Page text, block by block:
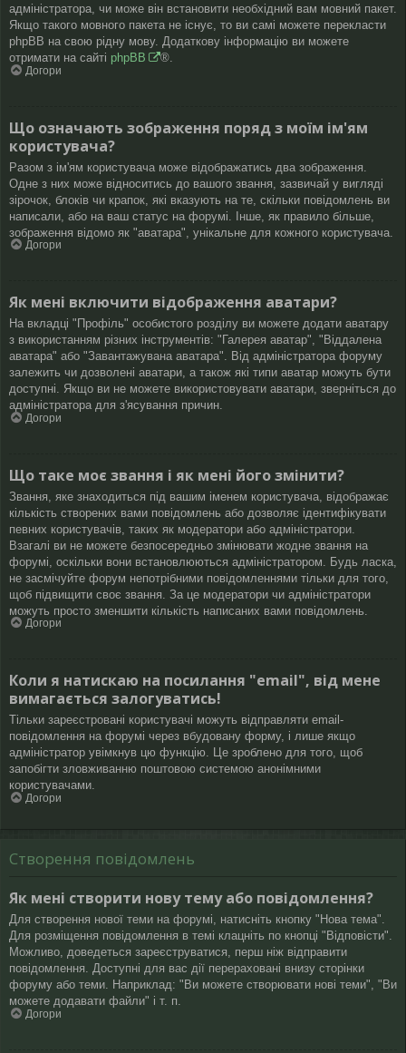
адміністратора, чи може він встановити необхідний вам мовний пакет.
Якщо такого мовного пакета не існує, то ви самі можете перекласти
phpBB на свою рідну мову. Додаткову інформацію ви можете
отримати на сайті phpBB ®.
Догори
Що означають зображення поряд з моїм ім'ям
користувача?
Разом з ім'ям користувача може відображатись два зображення.
Одне з них може відноситись до вашого звання, зазвичай у вигляді
зірочок, блоків чи крапок, які вказують на те, скільки повідомлень ви
написали, або на ваш статус на форумі. Інше, як правило більше,
зображення відомо як "аватара", унікальне для кожного користувача.
Догори
Як мені включити відображення аватари?
На вкладці "Профіль" особистого розділу ви можете додати аватару
з використанням різних інструментів: "Галерея аватар", "Віддалена
аватара" або "Завантажувана аватара". Від адміністратора форуму
залежить чи дозволені аватари, а також які типи аватар можуть бути
доступні. Якщо ви не можете використовувати аватари, зверніться до
адміністратора для з'ясування причин.
Догори
Що таке моє звання і як мені його змінити?
Звання, яке знаходиться під вашим іменем користувача, відображає
кількість створених вами повідомлень або дозволяє ідентифікувати
певних користувачів, таких як модератори або адміністратори.
Взагалі ви не можете безпосередньо змінювати жодне звання на
форумі, оскільки вони встановлюються адміністратором. Будь ласка,
не засмічуйте форум непотрібними повідомленнями тільки для того,
щоб підвищити своє звання. За це модератори чи адміністратори
можуть просто зменшити кількість написаних вами повідомлень.
Догори
Коли я натискаю на посилання "email", від мене
вимагається залогуватись!
Тільки зареєстровані користувачі можуть відправляти email-
повідомлення на форумі через вбудовану форму, і лише якщо
адміністратор увімкнув цю функцію. Це зроблено для того, щоб
запобігти зловживанню поштовою системою анонімними
користувачами.
Догори
Створення повідомлень
Як мені створити нову тему або повідомлення?
Для створення нової теми на форумі, натисніть кнопку "Нова тема".
Для розміщення повідомлення в темі клацніть по кнопці "Відповісти".
Можливо, доведеться зареєструватися, перш ніж відправити
повідомлення. Доступні для вас дії перераховані внизу сторінки
форуму або теми. Наприклад: "Ви можете створювати нові теми", "Ви
можете додавати файли" і т. п.
Догори